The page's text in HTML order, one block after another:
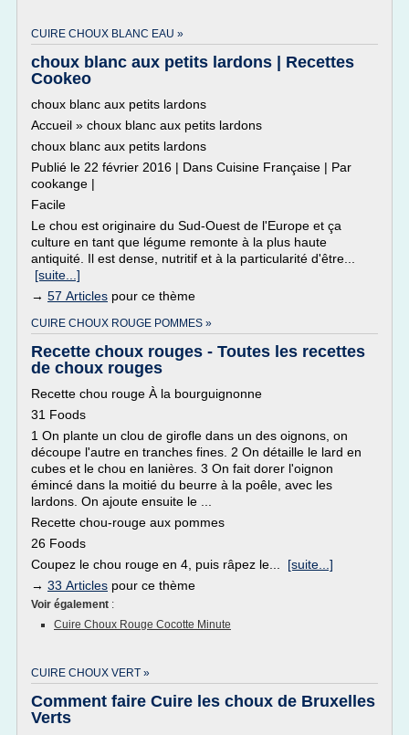
CUIRE CHOUX BLANC EAU »
choux blanc aux petits lardons | Recettes
Cookeo
choux blanc aux petits lardons
Accueil » choux blanc aux petits lardons
choux blanc aux petits lardons
Publié le 22 février 2016 | Dans Cuisine Française | Par
cookange |
Facile
Le chou est originaire du Sud-Ouest de l'Europe et ça
culture en tant que légume remonte à la plus haute
antiquité. Il est dense, nutritif et à la particularité d'être...
[suite...]
→ 57 Articles pour ce thème
CUIRE CHOUX ROUGE POMMES »
Recette choux rouges - Toutes les recettes
de choux rouges
Recette chou rouge À la bourguignonne
31 Foods
1 On plante un clou de girofle dans un des oignons, on
découpe l'autre en tranches fines. 2 On détaille le lard en
cubes et le chou en lanières. 3 On fait dorer l'oignon
émincé dans la moitié du beurre à la poêle, avec les
lardons. On ajoute ensuite le ...
Recette chou-rouge aux pommes
26 Foods
Coupez le chou rouge en 4, puis râpez le... [suite...]
→ 33 Articles pour ce thème
Voir également :
Cuire Choux Rouge Cocotte Minute
CUIRE CHOUX VERT »
Comment faire Cuire les choux de Bruxelles
Verts